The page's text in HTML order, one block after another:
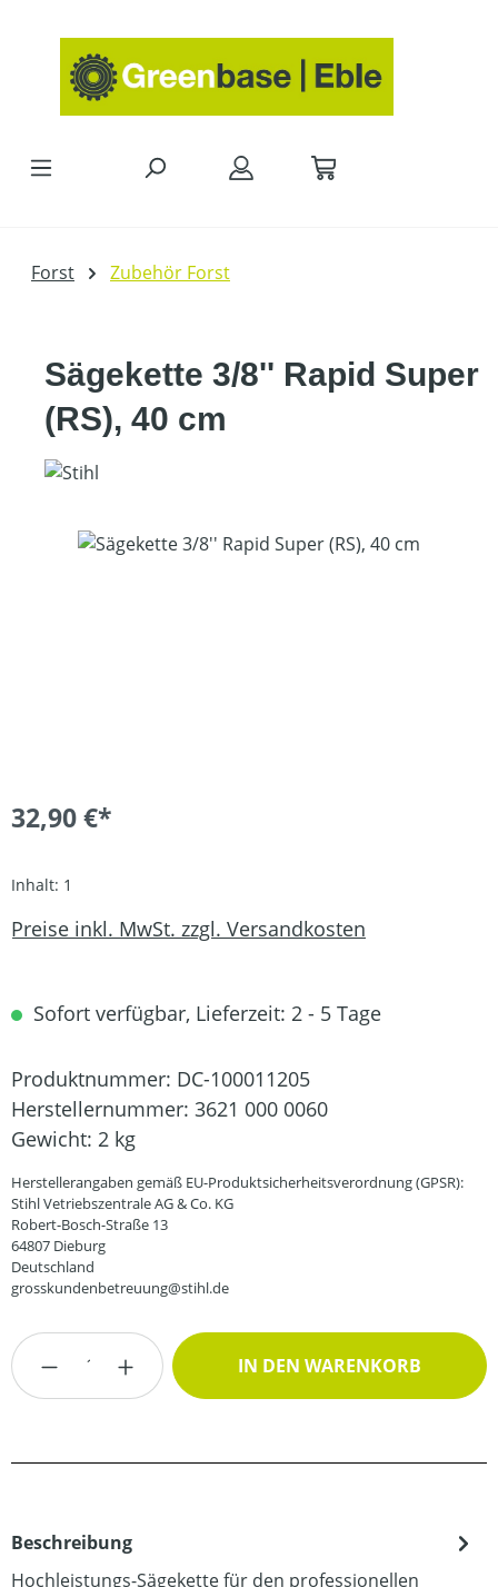
Forst Zubehör Forst
Sägekette 3/8'' Rapid Super
(RS), 40 cm
Bildergalerie überspringen
32,90 €*
Inhalt: 1
Preise inkl. MwSt. zzgl. Versandkosten
Sofort verfügbar, Lieferzeit: 2 - 5 Tage
Produktnummer: DC-100011205
Herstellernummer: 3621 000 0060
Gewicht: 2 kg
Herstellerangaben gemäß EU-Produktsicherheitsverordnung (GPSR):
Stihl Vetriebszentrale AG & Co. KG
Robert-Bosch-Straße 13
64807 Dieburg
Deutschland
grosskundenbetreuung@stihl.de
Produkt Anzahl: Gib den gewünschten
IN DEN WARENKORB
Beschreibung
Hochleistungs-Sägekette für den professionellen